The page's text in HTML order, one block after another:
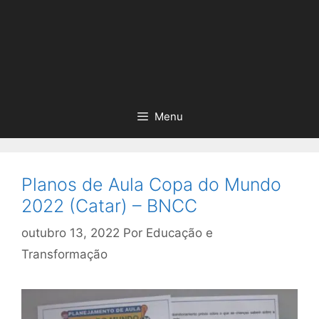
Menu
Planos de Aula Copa do Mundo
2022 (Catar) – BNCC
outubro 13, 2022 Por Educação e
Transformação